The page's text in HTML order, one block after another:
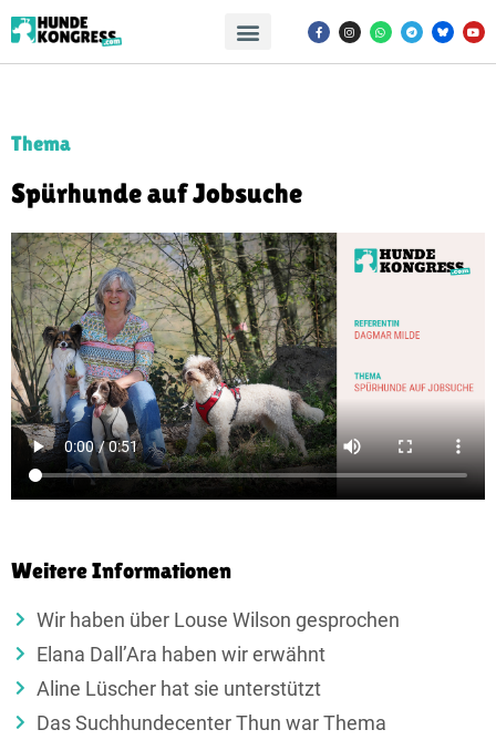
Thema
Spürhunde auf Jobsuche
Weitere Informationen
Wir haben über Louse Wilson gesprochen
Elana Dall’Ara haben wir erwähnt
Aline Lüscher hat sie unterstützt
Das Suchhundecenter Thun war Thema